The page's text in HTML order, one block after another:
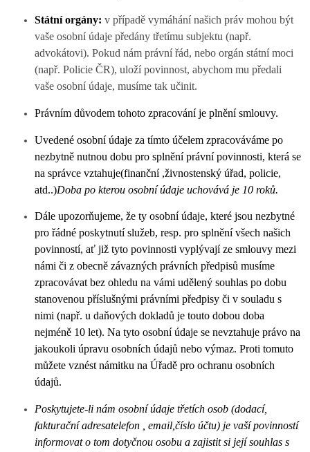
Státní orgány: v případě vymáhání našich práv mohou být
vaše osobní údaje předány třetímu subjektu (např.
advokátovi). Pokud nám právní řád, nebo orgán státní moci
(např. Policie ČR), uloží povinnost, abychom mu předali
vaše osobní údaje, musíme tak učinit.
Právním důvodem tohoto zpracování je plnění smlouvy.
Uvedené osobní údaje za tímto účelem zpracováváme po
nezbytně nutnou dobu pro splnění právní povinnosti, která se
na správce vztahuje(finanční ,živnostenský úřad, policie,
atd..)Doba po kterou osobní údaje uchovává je 10 roků.
Dále upozorňujeme, že ty osobní údaje, které jsou nezbytné
pro řádné poskytnutí služeb, resp. pro splnění všech našich
povinností, ať již tyto povinnosti vyplývají ze smlouvy mezi
námi či z obecně závazných právních předpisů musíme
zpracovávat bez ohledu na vámi udělený souhlas po dobu
stanovenou příslušnými právními předpisy či v souladu s
nimi (např. u daňových dokladů je touto dobou doba
nejméně 10 let). Na tyto osobní údaje se nevztahuje právo na
jakoukoli úpravu osobních údajů nebo výmaz. Proti tomuto
můžete vznést námitku na Úřadě pro ochranu osobních
údajů.
Poskytujete-li nám osobní údaje třetích osob (dodací,
fakturační adresatelefon , email,číslo účtu) je vaší povinností
informovat o tom dotyčnou osobu a zajistit si její souhlas s